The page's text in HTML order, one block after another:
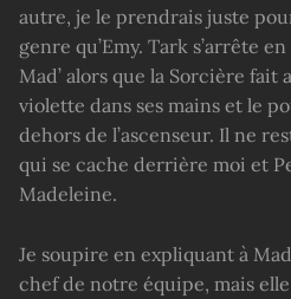
autre, je le prendrais juste
genre qu’Emy. Tark s’arrête
Mad’ alors que la Sorcière fait
violette dans ses mains et le
dehors de l’ascenseur. Il ne
qui se cache derrière moi et
Madeleine.
Je soupire en expliquant à
chef de notre équipe, mais